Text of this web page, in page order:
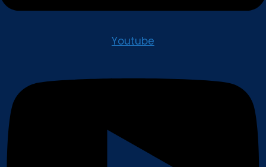
Youtube